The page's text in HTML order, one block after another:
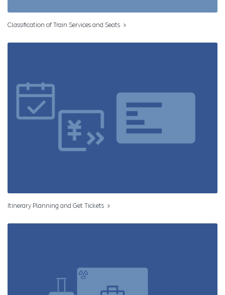
Classification of Train Services and Seats
Itinerary Planning and Get Tickets